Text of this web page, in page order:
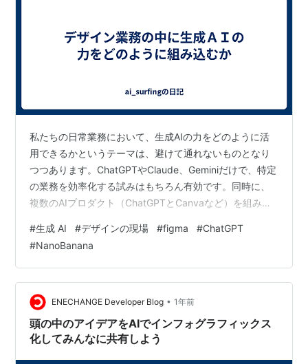
私たちの日常業務において、生成AIの力をどのように活
用できるかというテーマは、避けて通れないものとなり
つつあります。ChatGPTやClaude、Geminiだけで、特定
の業務を効率化する試みはもちろん有効です。同時に、
複数のAIプロダクト（ChatGPTとCanvaなど）を組み合
各AIプロダクトは強力な得意技を持っている一方で得手
不得手もあり、使う側の操作性やUIデザインの好み、さ
らには利用コストの差も無視できません。こうした要素
を吟味し、最適な使い方を見つけることが、費用対効果
の向上につながります。 一方で、AIプロダクトの機能進
化と登場…
#生成 AI #デザインの現場 #figma #ChatGPT
#NanoBanana
ENECHANGE Developer Blog • 1年前
頭の中のアイデアをAIでインフォグラフィックス
化してみんなに共有しよう